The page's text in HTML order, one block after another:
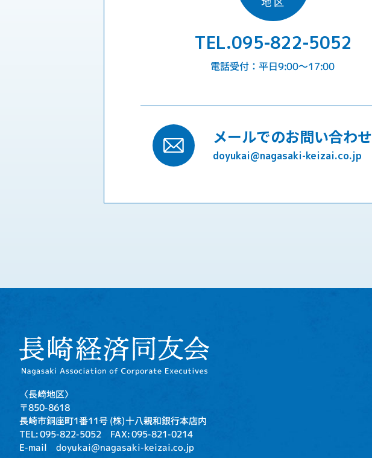
TEL.095-822-5052
電話受付：平日9:00〜17:00
メールでのお問い合わせ
doyukai@nagasaki-keizai.co.jp
〈長崎地区〉
〒850-8618
長崎市銅座町1番11号(株)十八親和銀行本店内
TEL: 095-822-5052 FAX: 095-821-0214
E-mail doyukai@nagasaki-keizai.co.jp